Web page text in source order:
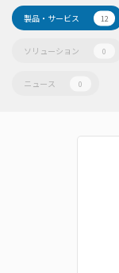
製品・サービス 12
ソリューション 0
ニュース 0